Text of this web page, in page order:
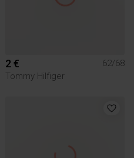
2 €
62/68
Tommy Hilfiger